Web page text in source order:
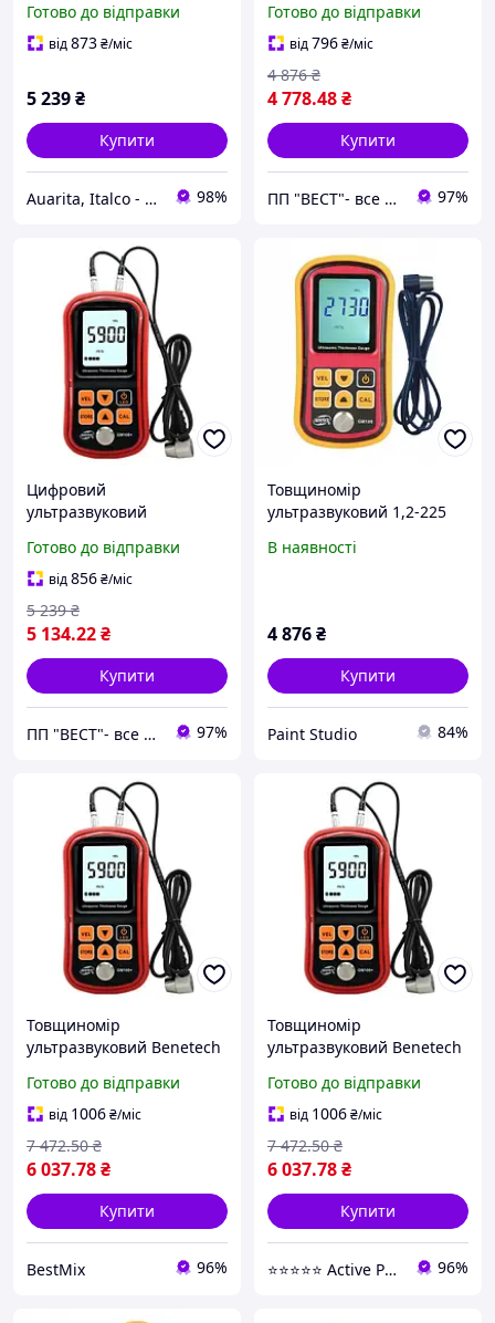
Готово до відправки
від873₴/міс
5 239₴
Купити
Auarita, Italco - преміальне фарбувальне обладнання 98%
Готово до відправки
від796₴/міс
4 778.48₴
4 876 ₴
Купити
ПП "ВЕСТ"- все для зварки, спецодяг та взуття, пожежна безпека, покрівельні матеріали. 97%
Цифровий
ультразвуковий
BENETECH GM100X
Готово до відправки
від856₴/міс
5 134.22₴
5 239 ₴
Купити
ПП "ВЕСТ"- все для зварки, спецодяг та взуття, пожежна безпека, покрівельні матеріали. 97%
Товщиномір
ультразвуковий 1,2-225
В наявності
4 876₴
Купити
Paint Studio 84%
Товщиномір
ультразвуковий Benetech
пластик кераміка скло
Готово до відправки
від 1006₴/міс
6 037.78₴
7 472.50 ₴
Купити
BestMix 96%
Товщиномір
ультразвуковий Benetech
пластик кераміка скло
(622867)
Готово до відправки
від 1006₴/міс
6 037.78₴
7 472.50 ₴
Купити
⭐️⭐️⭐️⭐️⭐️ Active Point 96%